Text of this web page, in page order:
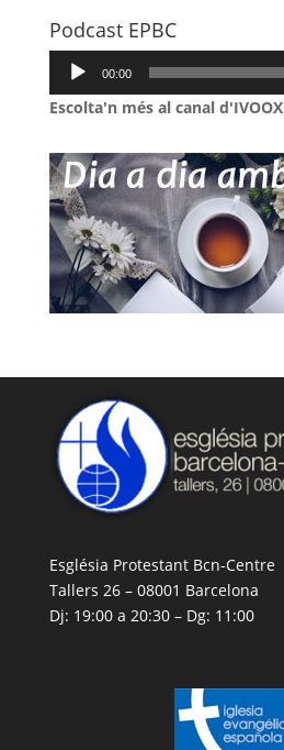
Podcast EPBC
Reproductor
d'àudio
00:00
Escolta'n més al canal d'IVOOX
Església Protestant Bcn-Centre
Tallers 26 – 08001 Barcelona
Dj: 19:00 a 20:30 – Dg: 11:00